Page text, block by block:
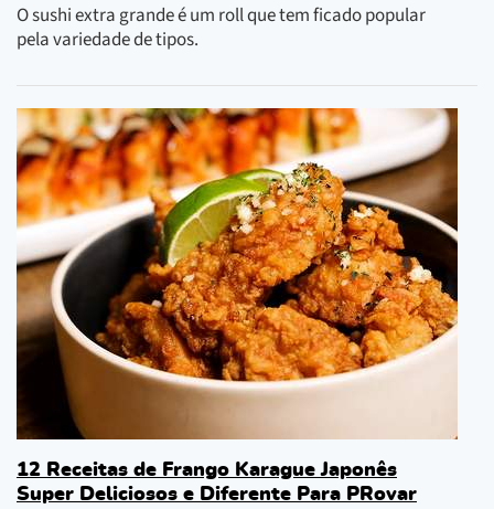
O sushi extra grande é um roll que tem ficado popular
pela variedade de tipos.
12 Receitas de Frango Karague Japonês
Super Deliciosos e Diferente Para PRovar